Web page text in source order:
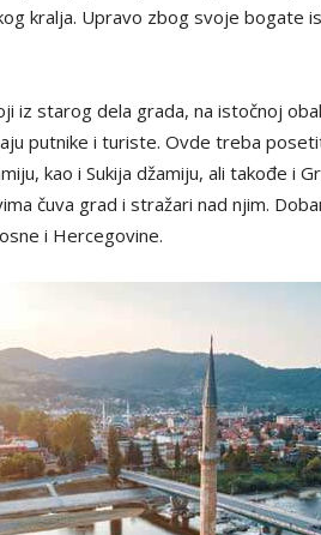
kralja. Upravo zbog svoje bogate
iz starog dela grada, na istočnoj
putnike i turiste. Ovde treba
kao i Sukija džamiju, ali takođe i
čuva grad i stražari nad njim.
i Hercegovine.